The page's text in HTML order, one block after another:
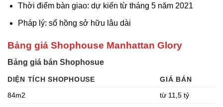
Thời điểm bàn giao: dự kiến từ tháng 5 năm 2021
Pháp lý: sổ hồng sở hữu lâu dài
Bảng giá Shophouse Manhattan Glory
Bảng giá bán Shophosue
DIỆN TÍCH SHOPHOUSE
GIÁ BÁN
84m2
từ 11,5 tỷ